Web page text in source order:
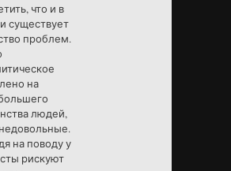
что и в
существует
проблем.
на
людей,
на поводу у
рискуют